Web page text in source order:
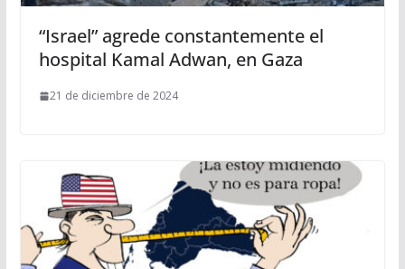
“Israel” agrede constantemente el
hospital Kamal Adwan, en Gaza
21 de diciembre de 2024